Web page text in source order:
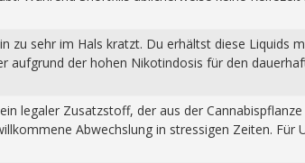
zu sehr im Hals kratzt. Du erhältst diese Liquids
der hohen Nikotindosis für den
legaler Zusatzstoff, der aus der
Abwechslung in stressigen Zeiten.